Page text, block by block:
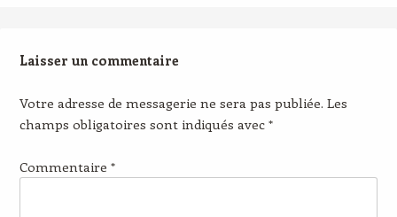
Laisser un commentaire
Votre adresse de messagerie ne sera pas publiée. Les
champs obligatoires sont indiqués avec *
Commentaire *